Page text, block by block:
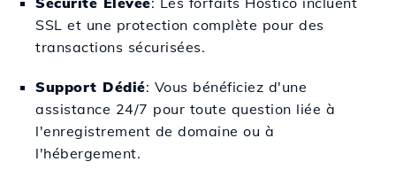
SSL et une protection complète pour des
transactions sécurisées.
Support Dédié: Vous bénéficiez d'une
assistance 24/7 pour toute question liée à
l'enregistrement de domaine ou à
l'hébergement.